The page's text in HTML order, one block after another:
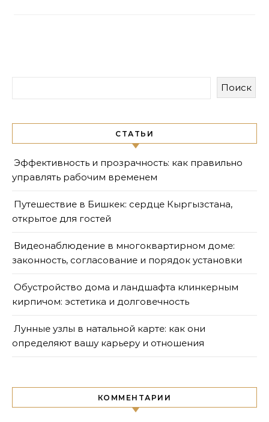
Поиск
СТАТЬИ
Эффективность и прозрачность: как правильно
управлять рабочим временем
Путешествие в Бишкек: сердце Кыргызстана,
открытое для гостей
Видеонаблюдение в многоквартирном доме:
законность, согласование и порядок установки
Обустройство дома и ландшафта клинкерным
кирпичом: эстетика и долговечность
Лунные узлы в натальной карте: как они
определяют вашу карьеру и отношения
КОММЕНТАРИИ